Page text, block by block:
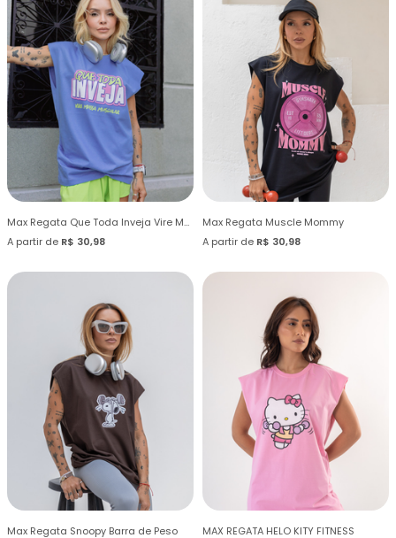
Max Regata Que Toda Inveja Vire Massa Muscular
A partir de R$ 30,98
Max Regata Muscle Mommy
A partir de R$ 30,98
Max Regata Snoopy Barra de Peso
MAX REGATA HELO KITY FITNESS